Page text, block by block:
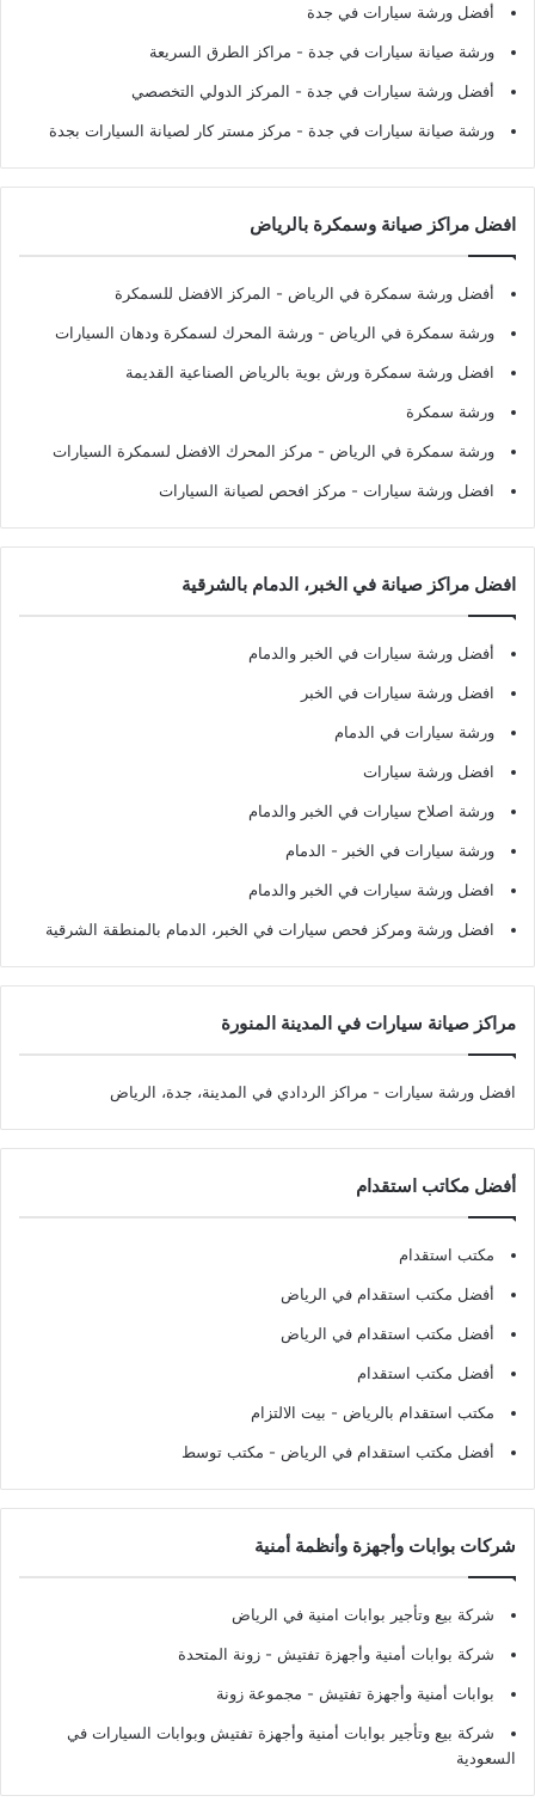
أفضل ورشة سيارات في جدة
ورشة صيانة سيارات في جدة - مراكز الطرق السريعة
أفضل ورشة سيارات في جدة - المركز الدولي التخصصي
ورشة صيانة سيارات في جدة - مركز مستر كار لصيانة السيارات بجدة
افضل مراكز صيانة وسمكرة بالرياض
أفضل ورشة سمكرة في الرياض - المركز الافضل للسمكرة
ورشة سمكرة في الرياض - ورشة المحرك لسمكرة ودهان السيارات
افضل ورشة سمكرة ورش بوية بالرياض الصناعية القديمة
ورشة سمكرة
ورشة سمكرة في الرياض - مركز المحرك الافضل لسمكرة السيارات
افضل ورشة سيارات - مركز افحص لصيانة السيارات
افضل مراكز صيانة في الخبر، الدمام بالشرقية
أفضل ورشة سيارات في الخبر والدمام
افضل ورشة سيارات في الخبر
ورشة سيارات في الدمام
افضل ورشة سيارات
ورشة اصلاح سيارات في الخبر والدمام
ورشة سيارات في الخبر - الدمام
افضل ورشة سيارات في الخبر والدمام
افضل ورشة ومركز فحص سيارات في الخبر، الدمام بالمنطقة الشرقية
مراكز صيانة سيارات في المدينة المنورة
افضل ورشة سيارات - مراكز الردادي في المدينة، جدة، الرياض
أفضل مكاتب استقدام
مكتب استقدام
أفضل مكتب استقدام في الرياض
أفضل مكتب استقدام في الرياض
أفضل مكتب استقدام
مكتب استقدام بالرياض - بيت الالتزام
أفضل مكتب استقدام في الرياض - مكتب توسط
شركات بوابات وأجهزة وأنظمة أمنية
شركة بيع وتأجير بوابات امنية في الرياض
شركة بوابات أمنية وأجهزة تفتيش - زونة المتحدة
بوابات أمنية وأجهزة تفتيش - مجموعة زونة
شركة بيع وتأجير بوابات أمنية وأجهزة تفتيش وبوابات السيارات في
السعودية